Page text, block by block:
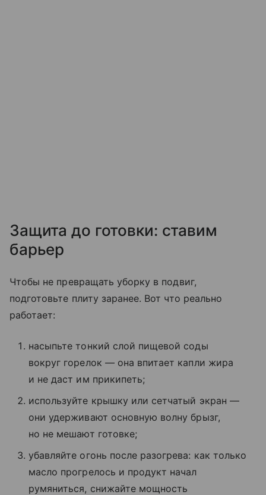
Защита до готовки: ставим
барьер
Чтобы не превращать уборку в подвиг,
подготовьте плиту заранее. Вот что реально
работает:
насыпьте тонкий слой пищевой соды
вокруг горелок — она впитает капли жира
и не даст им прикипеть;
используйте крышку или сетчатый экран —
они удерживают основную волну брызг,
но не мешают готовке;
убавляйте огонь после разогрева: как только
масло прогрелось и продукт начал
румяниться, снижайте мощность